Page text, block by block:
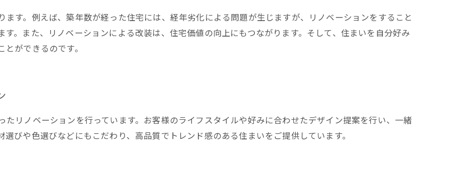
ます。例えば、築年数が経った住宅には、経年劣化による問題が生じますが、リノベーションをすること
。また、リノベーションによる改装は、住宅価値の向上にもつながります。そして、住まいを自分好み
ができるのです。
リノベーションを行っています。お客様のライフスタイルや好みに合わせたデザイン提案を行い、一緒
びや色選びなどにもこだわり、高品質でトレンド感のある住まいをご提供しています。